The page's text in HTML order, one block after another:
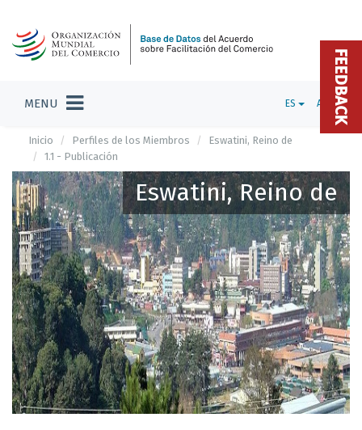
MENU ES ADMIN
Inicio Perfiles de los Miembros
Eswatini, Reino de
1.1 - Publicación
Eswatini, Reino de
FEEDBACK